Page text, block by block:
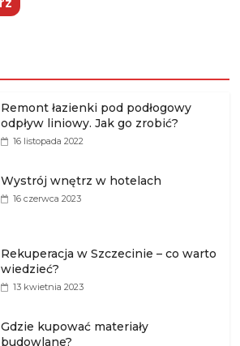
Remont łazienki pod podłogowy
odpływ liniowy. Jak go zrobić?
16 listopada 2022
Wystrój wnętrz w hotelach
16 czerwca 2023
Rekuperacja w Szczecinie – co warto
wiedzieć?
13 kwietnia 2023
Gdzie kupować materiały
budowlane?